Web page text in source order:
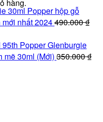
hàng.
100.000 ₫.
Popper hộp gỗ
nhất 2024490.000₫
Popper Glenburgie
mẽ 30ml (Mới) 350.000₫